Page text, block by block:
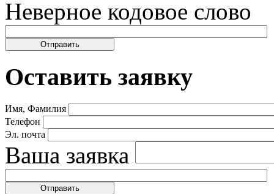
Неверное кодовое слово
Оставить заявку
Имя, Фамилия
Телефон
Эл. почта
Ваша заявка